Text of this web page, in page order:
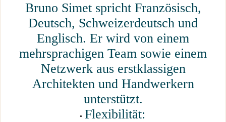
Bruno Simet spricht Französisch,
Deutsch, Schweizerdeutsch und
Englisch. Er wird von einem
mehrsprachigen Team sowie einem
Netzwerk aus erstklassigen
Architekten und Handwerkern
unterstützt.
Flexibilität: